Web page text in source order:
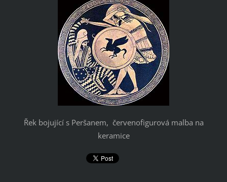
Řek bojující s Peršanem, červenofigurová malba na
keramice